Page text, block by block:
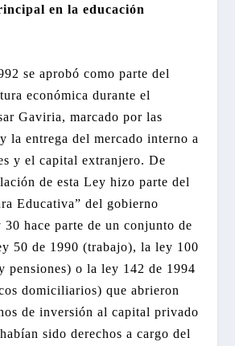
en la educación
se aprobó como parte del
económica durante el
Gaviria, marcado por las
la entrega del mercado interno a
y el capital extranjero. De
de esta Ley hizo parte del
Educativa” del gobierno
hace parte de un conjunto de
50 de 1990 (trabajo), la ley 100
pensiones) o la ley 142 de 1994
domiciliarios) que abrieron
de inversión al capital privado
sido derechos a cargo del